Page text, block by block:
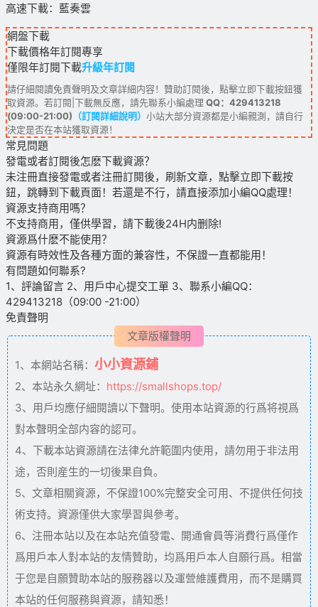
高速下載：藍奏雲
網盤下載
下載價格年訂閱專享
僅限年訂閱下載升級年訂閱
請仔細閱讀免責聲明及文章詳細内容！贊助訂閱後，點擊立即下載按鈕獲
取資源。若訂閱|下載無反應，請先聯系小編處理 QQ：429413218
(09:00-21:00) （訂閱詳細說明） 小站大部分資源都是小編親測，請自行
決定是否在本站獲取資源！
常見問題
發電或者訂閱後怎麽下載資源？
未注冊直接發電或者注冊訂閱後，刷新文章，點擊立即下載按
鈕，跳轉到下載頁面！若還是不行，請直接添加小編QQ處理！
資源支持商用嗎？
不支持商用，僅供學習，請下載後24H内删除!
資源爲什麽不能使用？
資源有時效性及各種方面的兼容性，不保證一直都能用！
有問題如何聯系?
1、評論留言 2、用戶中心提交工單 3、聯系小編QQ：
429413218（09:00 -21:00）
免責聲明
文章版權聲明
1、本網站名稱： 小小資源鋪
2、本站永久網址： https://smallshops.top/
3、用戶均應仔細閱讀以下聲明。使用本站資源的行爲将視爲
對本聲明全部内容的認可。
4、下載本站資源請在法律允許範圍内使用，請勿用于非法用
途，否則産生的一切後果自負。
5、文章相關資源，不保證100%完整安全可用、不提供任何技
術支持。資源僅供大家學習與參考。
6、注冊本站以及在本站充值發電、開通會員等消費行爲僅作
爲用戶本人對本站的友情贊助，均爲用戶本人自願行爲。相當
于您是自願贊助本站的服務器以及運營維護費用，而不是購買
本站的任何服務與資源，請知悉！